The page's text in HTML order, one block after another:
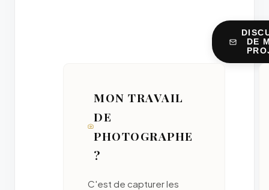
DE
MON TRAVAIL
DE
PHOTOGRAPHE
?
C'est de capturer les